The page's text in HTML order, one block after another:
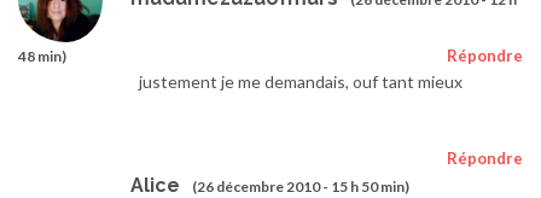
48 min) Répondre
justement je me demandais, ouf tant mieux
Alice (26 décembre 2010 - 15 h 50 min)
Répondre